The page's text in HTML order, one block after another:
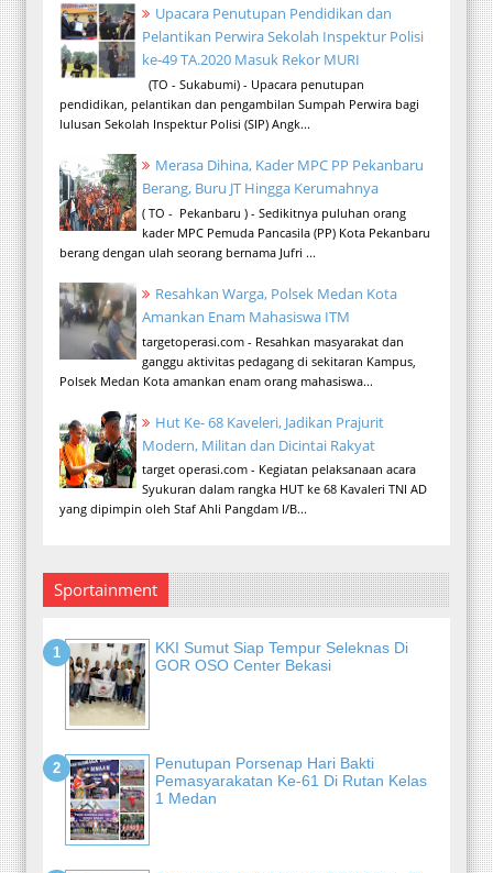
Upacara Penutupan Pendidikan dan
Pelantikan Perwira Sekolah Inspektur Polisi
ke-49 TA.2020 Masuk Rekor MURI
(TO - Sukabumi) - Upacara penutupan
pendidikan, pelantikan dan pengambilan Sumpah Perwira bagi
lulusan Sekolah Inspektur Polisi (SIP) Angk...
Merasa Dihina, Kader MPC PP Pekanbaru
Berang, Buru JT Hingga Kerumahnya
( TO - Pekanbaru ) - Sedikitnya puluhan orang
kader MPC Pemuda Pancasila (PP) Kota Pekanbaru
berang dengan ulah seorang bernama Jufri ...
Resahkan Warga, Polsek Medan Kota
Amankan Enam Mahasiswa ITM
targetoperasi.com - Resahkan masyarakat dan
ganggu aktivitas pedagang di sekitaran Kampus,
Polsek Medan Kota amankan enam orang mahasiswa...
Hut Ke- 68 Kaveleri, Jadikan Prajurit
Modern, Militan dan Dicintai Rakyat
target operasi.com - Kegiatan pelaksanaan acara
Syukuran dalam rangka HUT ke 68 Kavaleri TNI AD
yang dipimpin oleh Staf Ahli Pangdam I/B...
Sportainment
KKI Sumut Siap Tempur Seleknas Di
GOR OSO Center Bekasi
Penutupan Porsenap Hari Bakti
Pemasyarakatan Ke-61 Di Rutan Kelas
1 Medan